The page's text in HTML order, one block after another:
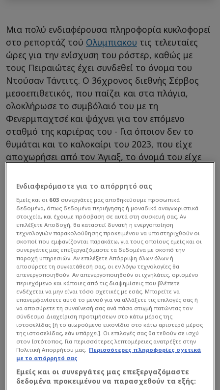
Μια πολύ ενδιαφέρουσα πληροφορία κυκλοφορεί
στο ρεπορτάζ τού Ολυμπιακου τις τελευταίες
ώρες για την ενίσχυση του ρόστερ, καθώς με
τους Πειραιώτες έχει συνδεθεί το όνομα του
Ντούσαν Τάντιτς. Ο 36χρονος διεθνής Σέρβος
μεσοεπιθετικός, που παίζει και στα πλάγια,
ολοκλήρωσε το συμβόλαιό του με τη
Φενερμπαχτσέ και ψάχνει για τον επόμενο
σταθμό της καριέρας του - Για όποιον δεν το
θυμάται και το καλοκαίρι του 2023, που είχε
αποχωρήσει από τον Άγιαξ, το όνομά του είχε
Ενδιαφερόμαστε για το απόρρητό σας
Εμείς και οι 603 συνεργάτες μας αποθηκεύουμε προσωπικά
δεδομένα, όπως δεδομένα περιήγησης ή μοναδικά αναγνωριστικά
στοιχεία, και έχουμε πρόσβαση σε αυτά στη συσκευή σας. Αν
επιλέξετε Αποδοχή, θα καταστεί δυνατή η ενεργοποίηση
τεχνολογιών παρακολούθησης προκειμένου να υποστηριχθούν οι
σκοποί που εμφανίζονται παρακάτω, για τους οποίους εμείς και οι
συνεργάτες μας επεξεργαζόμαστε τα δεδομένα με σκοπό την
παροχή υπηρεσιών. Αν επιλέξετε Απόρριψη όλων όλων ή
αποσύρετε τη συγκατάθεσή σας, οι εν λόγω τεχνολογίες θα
απενεργοποιηθούν. Αν απενεργοποιηθούν οι ιχνηλάτες, ορισμένο
περιεχόμενο και κάποιες από τις διαφημίσεις που βλέπετε
ενδέχεται να μην είναι τόσο σχετικές με εσάς. Μπορείτε να
επανεμφανίσετε αυτό το μενού για να αλλάξετε τις επιλογές σας ή
να αποσύρετε τη συναίνεσή σας ανά πάσα στιγμή πατώντας τον
σύνδεσμο Διαχείριση προτιμήσεων στο κάτω μέρος της
ιστοσελίδας [ή το αιωρούμενο εικονίδιο στο κάτω αριστερό μέρος
της ιστοσελίδας, εάν υπάρχει]. Οι επιλογές σας θα τεθούν σε ισχύ
στον Ιστότοπος. Για περισσότερες λεπτομέρειες ανατρέξτε στην
Πολιτική Απορρήτου μας. Περισσότερες πληροφορίες σχετικά
με το απόρρητό σας
Εμείς και οι συνεργάτες μας επεξεργαζόμαστε
δεδομένα προκειμένου να παρασχεθούν τα εξής: